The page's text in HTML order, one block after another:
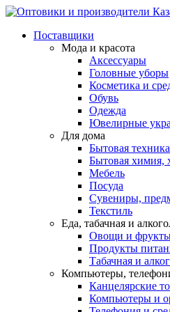
Поставщики
Мода и красота
Аксессуары
Головные уборы
Косметика и
Обувь
Одежда
Ювелирные
Для дома
Бытовая техника
Бытовая химия,
Мебель
Посуда
Сувениры,
Текстиль
Еда, табачная и
Овощи и
Продукты
Табачная и
Компьютеры,
Канцелярские
Компьютеры и